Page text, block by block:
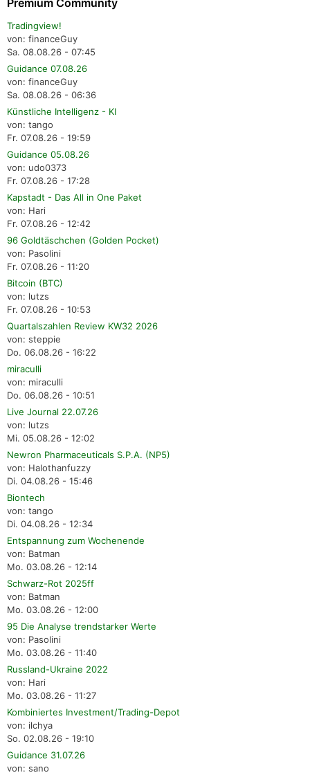
Premium Community
Tradingview!
von: financeGuy
Sa. 08.08.26 - 07:45
Guidance 07.08.26
von: financeGuy
Sa. 08.08.26 - 06:36
Künstliche Intelligenz - KI
von: tango
Fr. 07.08.26 - 19:59
Guidance 05.08.26
von: udo0373
Fr. 07.08.26 - 17:28
Kapstadt - Das All in One Paket
von: Hari
Fr. 07.08.26 - 12:42
96 Goldtäschchen (Golden Pocket)
von: Pasolini
Fr. 07.08.26 - 11:20
Bitcoin (BTC)
von: lutzs
Fr. 07.08.26 - 10:53
Quartalszahlen Review KW32 2026
von: steppie
Do. 06.08.26 - 16:22
miraculli
von: miraculli
Do. 06.08.26 - 10:51
Live Journal 22.07.26
von: lutzs
Mi. 05.08.26 - 12:02
Newron Pharmaceuticals S.P.A. (NP5)
von: Halothanfuzzy
Di. 04.08.26 - 15:46
Biontech
von: tango
Di. 04.08.26 - 12:34
Entspannung zum Wochenende
von: Batman
Mo. 03.08.26 - 12:14
Schwarz-Rot 2025ff
von: Batman
Mo. 03.08.26 - 12:00
95 Die Analyse trendstarker Werte
von: Pasolini
Mo. 03.08.26 - 11:40
Russland-Ukraine 2022
von: Hari
Mo. 03.08.26 - 11:27
Kombiniertes Investment/Trading-Depot
von: ilchya
So. 02.08.26 - 19:10
Guidance 31.07.26
von: sano